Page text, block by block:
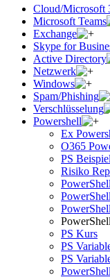
Cloud/Microsoft
Microsoft Teams
Exchange
Skype for
Active Directory
Netzwerk
Windows
Spam/Phishing
Verschlüsselung
Powershell
Ex
O365
PS
Risiko
PS Kurs
PS
PS